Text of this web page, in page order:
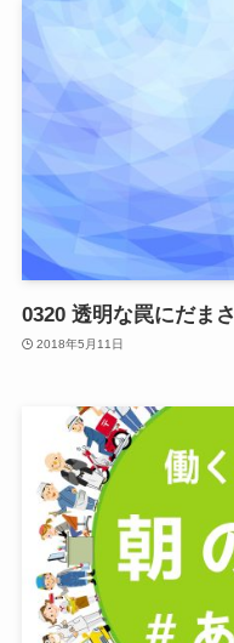
0320 透明な罠にだま
2018年5月11日